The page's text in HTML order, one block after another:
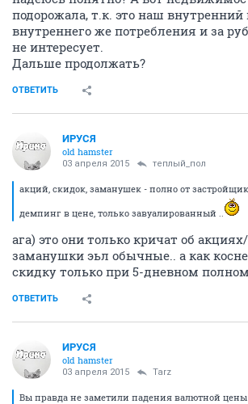
подорожала, т.к. это наш внутренний
внутреннего же потребления и за
не интересует.
Дальше продолжать?
ОТВЕТИТЬ
ИРУСЯ
old hamster
03 апреля 2015 теплый_пол
акций, скидок, заманушек - полно от
демпинг в цене, только завуалированный ..
ага) это они только кричат об
заманушки эьл обычные.. а как
скидку только при 5-дневном
ОТВЕТИТЬ
ИРУСЯ
old hamster
03 апреля 2015 Tarz
Вы правда не заметили падения валютной